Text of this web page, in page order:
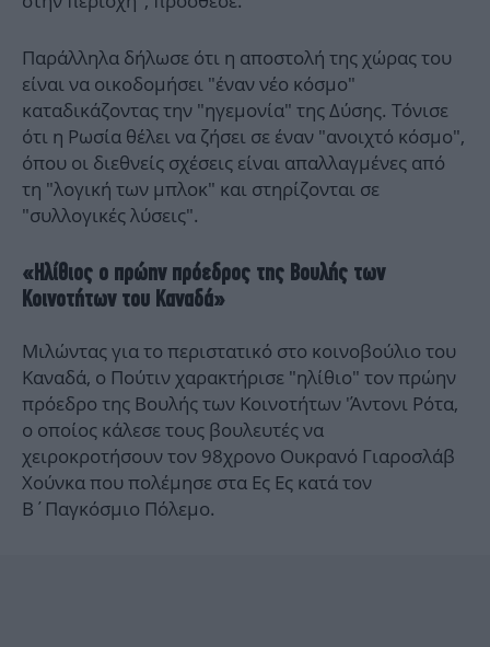
Παράλληλα δήλωσε ότι η αποστολή της χώρας του
είναι να οικοδομήσει "έναν νέο κόσμο"
καταδικάζοντας την "ηγεμονία" της Δύσης. Τόνισε
ότι η Ρωσία θέλει να ζήσει σε έναν "ανοιχτό κόσμο",
όπου οι διεθνείς σχέσεις είναι απαλλαγμένες από
τη "λογική των μπλοκ" και στηρίζονται σε
"συλλογικές λύσεις".
«Ηλίθιος ο πρώην πρόεδρος της Βουλής των
Κοινοτήτων του Καναδά»
Μιλώντας για το περιστατικό στο κοινοβούλιο του
Καναδά, ο Πούτιν χαρακτήρισε "ηλίθιο" τον πρώην
πρόεδρο της Βουλής των Κοινοτήτων 'Άντονι Ρότα,
ο οποίος κάλεσε τους βουλευτές να
χειροκροτήσουν τον 98χρονο Ουκρανό Γιαροσλάβ
Χούνκα που πολέμησε στα Ες Ες κατά τον
Β΄Παγκόσμιο Πόλεμο.